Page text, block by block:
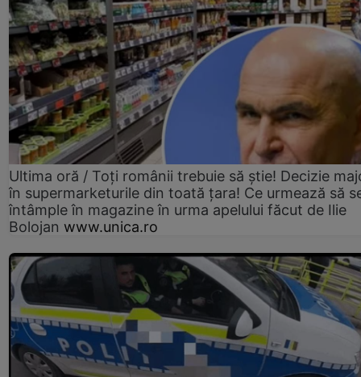
Ultima oră / Toți românii trebuie să știe! Decizie
în supermarketurile din toată țara! Ce urmează să
întâmple în magazine în urma apelului făcut de Ilie
Bolojan www.unica.ro